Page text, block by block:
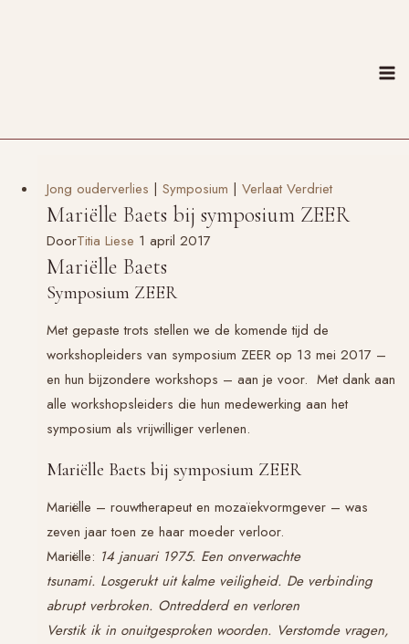
Jong ouderverlies | Symposium | Verlaat Verdriet
Mariëlle Baets bij symposium ZEER
DoorTitia Liese 1 april 2017
Mariëlle Baets
Symposium ZEER
Met gepaste trots stellen we de komende tijd de
workshopleiders van symposium ZEER op 13 mei 2017 –
en hun bijzondere workshops – aan je voor. Met dank aan
alle workshopsleiders die hun medewerking aan het
symposium als vrijwilliger verlenen.
Mariëlle Baets bij symposium ZEER
Mariëlle – rouwtherapeut en mozaïekvormgever – was
zeven jaar toen ze haar moeder verloor.
Mariëlle: 14 januari 1975. Een onverwachte
tsunami. Losgerukt uit kalme veiligheid. De verbinding
abrupt verbroken. Ontredderd en verloren
Verstik ik in onuitgesproken woorden. Verstomde vragen,